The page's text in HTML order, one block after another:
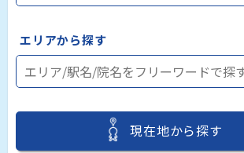
エリアから探す
現在地から探す